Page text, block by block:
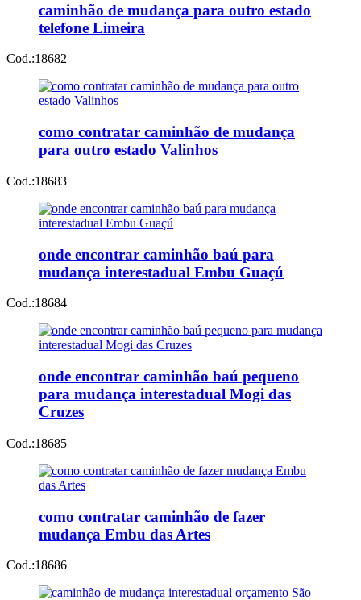
caminhão de mudança para outro estado
telefone Limeira
Cod.:18682
como contratar caminhão de mudança
para outro estado Valinhos
Cod.:18683
onde encontrar caminhão baú para
mudança interestadual Embu Guaçú
Cod.:18684
onde encontrar caminhão baú pequeno
para mudança interestadual Mogi das
Cruzes
Cod.:18685
como contratar caminhão de fazer
mudança Embu das Artes
Cod.:18686